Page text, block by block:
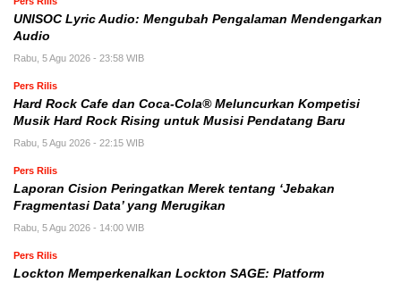
UNISOC Lyric Audio: Mengubah Pengalaman Mendengarkan
Audio
Rabu, 5 Agu 2026 - 23:58 WIB
Pers Rilis
Hard Rock Cafe dan Coca-Cola® Meluncurkan Kompetisi
Musik Hard Rock Rising untuk Musisi Pendatang Baru
Rabu, 5 Agu 2026 - 22:15 WIB
Pers Rilis
Laporan Cision Peringatkan Merek tentang ‘Jebakan
Fragmentasi Data’ yang Merugikan
Rabu, 5 Agu 2026 - 14:00 WIB
Pers Rilis
Lockton Memperkenalkan Lockton SAGE: Platform